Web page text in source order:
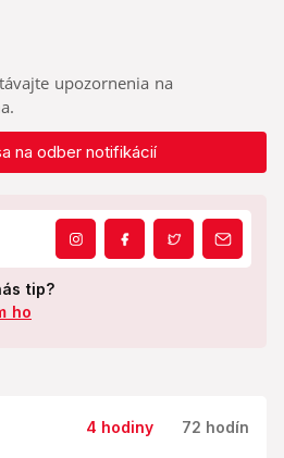
upozornenia na
na odber notifikácií
tip?
ho
4 hodiny 72 hodín